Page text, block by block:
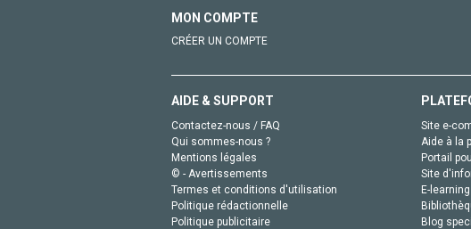
MON COMPTE
CRÉER UN COMPTE
AIDE & SUPPORT
Contactez-nous / FAQ
Qui sommes-nous ?
Mentions légales
© - Avertissements
Termes et conditions d'utilisation
Politique rédactionnelle
Politique publicitaire
Site e-
Aide à la
Portail
Site
E-
Blog